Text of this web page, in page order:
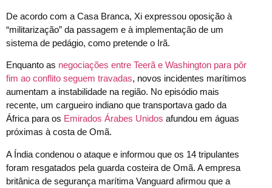
De acordo com a Casa Branca, Xi expressou oposição à
“militarização” da passagem e à implementação de um
sistema de pedágio, como pretende o Irã.
Enquanto as negociações entre Teerã e Washington para pôr
fim ao conflito seguem travadas, novos incidentes marítimos
aumentam a instabilidade na região. No episódio mais
recente, um cargueiro indiano que transportava gado da
África para os Emirados Árabes Unidos afundou em águas
próximas à costa de Omã.
A Índia condenou o ataque e informou que os 14 tripulantes
foram resgatados pela guarda costeira de Omã. A empresa
britânica de segurança marítima Vanguard afirmou que a